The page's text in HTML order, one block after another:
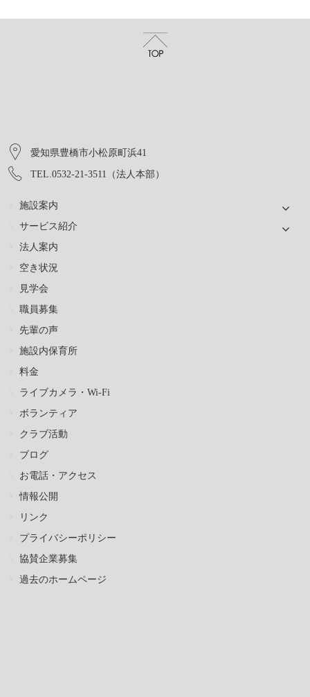
愛知県豊橋市小松原町浜41
TEL.0532-21-3511（法人本部）
施設案内
サービス紹介
法人案内
空き状況
見学会
職員募集
先輩の声
施設内保育所
料金
ライブカメラ・Wi-Fi
ボランティア
クラブ活動
ブログ
お電話・アクセス
情報公開
リンク
プライバシーポリシー
協賛企業募集
過去のホームページ